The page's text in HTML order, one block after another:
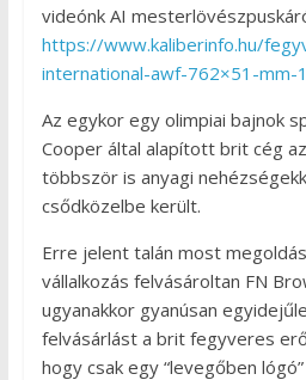
videónk AI
https://www.kaliberinfo.hu/
international-awf-762×51-mm-
Az egykor egy olimpiai bajnok
Cooper által alapított brit cég
többször is anyagi
csődközelbe került.
Erre jelent talán most
vállalkozás felvásároltan FN
ugyanakkor gyanúsan
felvásárlást a brit fegyveres
hogy csak egy “levegőben